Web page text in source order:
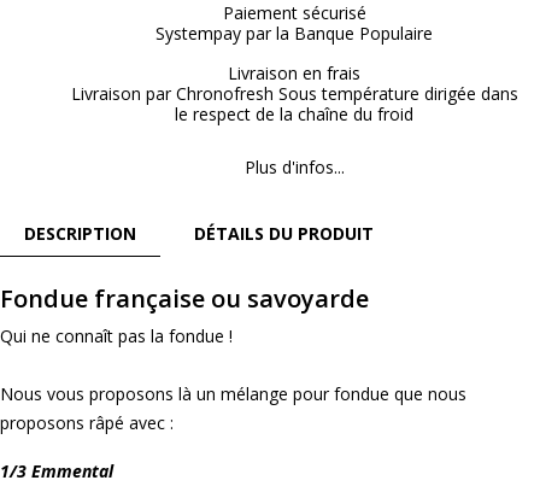
Paiement sécurisé
Systempay par la Banque Populaire
Livraison en frais
Livraison par Chronofresh Sous température dirigée dans
le respect de la chaîne du froid
Plus d'infos...
DESCRIPTION DÉTAILS DU PRODUIT
Fondue française ou savoyarde
Qui ne connaît pas la fondue !
Nous vous proposons là un mélange pour fondue que nous
proposons râpé avec :
1/3 Emmental